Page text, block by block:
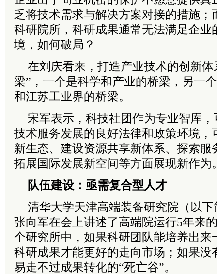
乏将技术需求与解决方案对接的措施；
科研院所，科研成果通常无法满足企业
境，如何破局？
在刘庆看来，打造产业技术的创新
梁”，一个是科学和产业的桥梁，另一
和江苏工业界的桥梁。
宋军表示，科技社团作为专业智库
技术服务发展的良好法律和政策环境，
新生态、建设资源共享新体系、探索服
拓展国际发展新空间等方面展现新作为
队伍建设：亟需复合型人才
清华大学天津高端装备研究院（以
张向军在会上讲述了高端院运行5年来
个研究所中，如果科研团队能培养出来
科研成果才能更好的走向市场；如果没
易走不过成果转化的“死亡谷”。